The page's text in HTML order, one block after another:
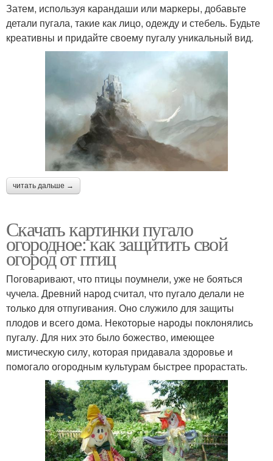
Затем, используя карандаши или маркеры, добавьте
детали пугала, такие как лицо, одежду и стебель. Будьте
креативны и придайте своему пугалу уникальный вид.
читать дальше →
Скачать картинки пугало
огородное: как защитить свой
огород от птиц
Поговаривают, что птицы поумнели, уже не бояться
чучела. Древний народ считал, что пугало делали не
только для отпугивания. Оно служило для защиты
плодов и всего дома. Некоторые народы поклонялись
пугалу. Для них это было божество, имеющее
мистическую силу, которая придавала здоровье и
помогало огородным культурам быстрее прорастать.